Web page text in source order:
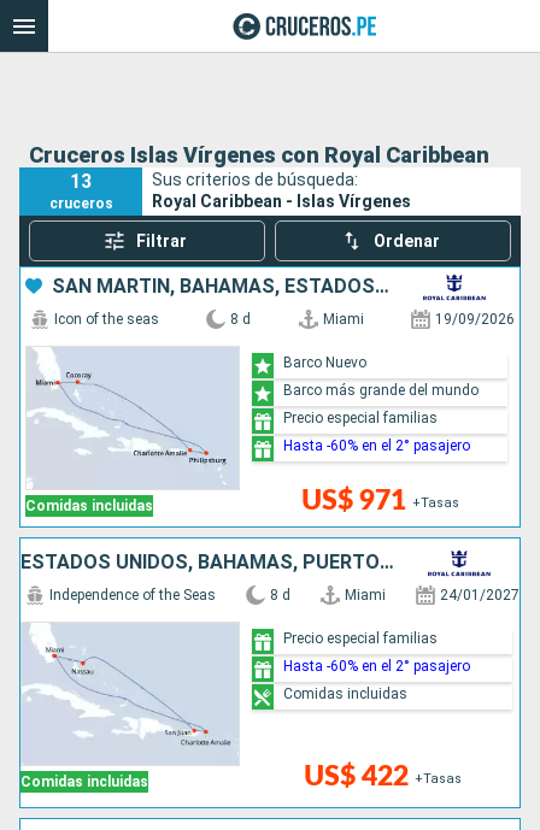
Cruceros Islas Vírgenes con Royal Caribbean
13
cruceros
Sus criterios de búsqueda:
Royal Caribbean - Islas Vírgenes
Filtrar Ordenar
SAN MARTÍN, BAHAMAS, ESTADOS UNIDOS
Comidas incluidas
Icon of the seas 8 d Miami 19/09/2026
US$ 971 +Tasas
Barco Nuevo
Barco más grande del mundo
Precio especial familias
Hasta -60% en el 2° pasajero
ESTADOS UNIDOS, BAHAMAS, PUERTO RICO
Comidas incluidas
Independence of the Seas 8 d Miami 24/01/2027
US$ 422 +Tasas
Precio especial familias
Hasta -60% en el 2° pasajero
Comidas incluidas